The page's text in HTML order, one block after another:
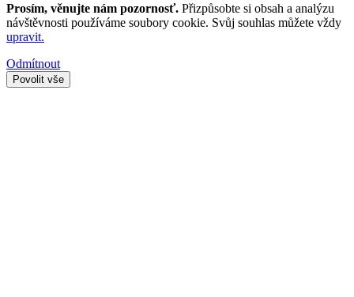
Prosím, věnujte nám pozornosť. Přizpůsobte si obsah a analýzu
návštěvnosti používáme soubory cookie. Svůj souhlas můžete vždy
upravit.
Odmítnout
Povolit vše